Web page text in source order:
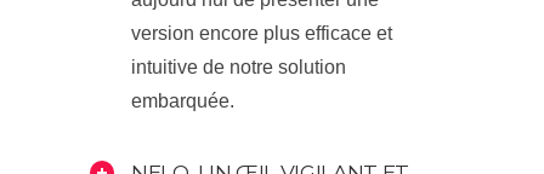
version encore plus efficace et
intuitive de notre solution
embarquée.